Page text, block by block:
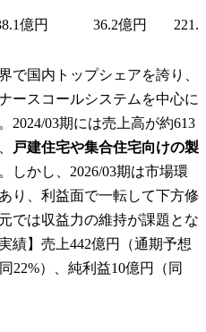
億円 36.2億円
で国内トップシェアを誇り、
ースコールシステムを中心に
2024/03期には売上高が約613
戸建住宅や集合住宅向けの製
しかし、2026/03期は市場環
り、利益面で一転して下方修
では収益力の維持が課題とな
績】売上442億円（通期予想
22%）、純利益10億円（同